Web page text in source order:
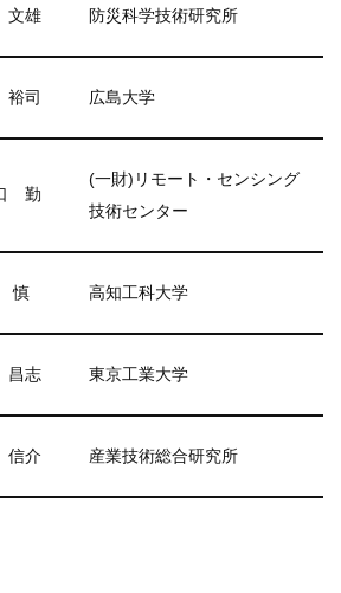
雄 防災科学技術研究所
司 広島大学
勤
(一財)リモート・センシング
技術センター
慎 高知工科大学
志 東京工業大学
信介 産業技術総合研究所